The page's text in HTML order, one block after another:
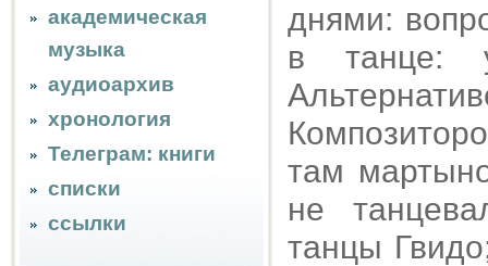
академическая
музыка
аудиоархив
хронология
Телеграм: книги
списки
ссылки
днями:
в танце:
там
не
танцы